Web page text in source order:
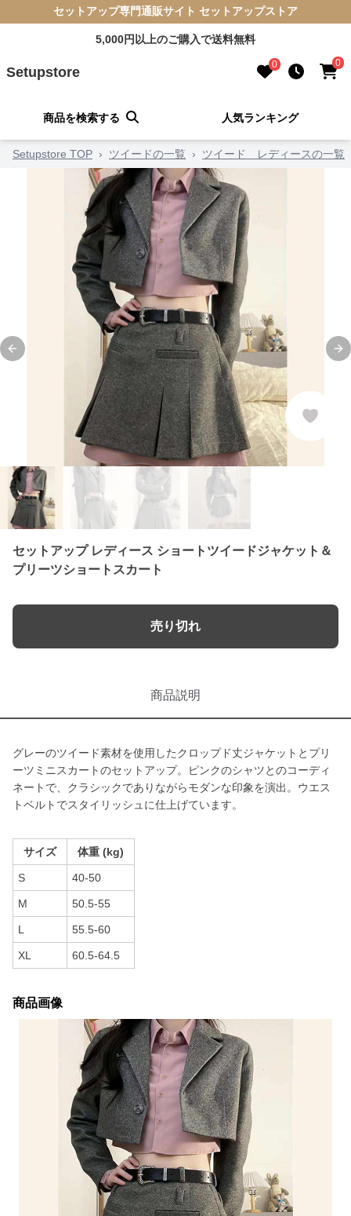
セットアップ専門通販サイト セットアップストア
5,000円以上のご購入で送料無料
Setupstore 0 0
商品を検索する 人気ランキング
Setupstore TOP › ツイードの一覧 › ツイード レディースの一覧
Previous slide
セットアップ レディース ショートツイードジャケット＆
プリーツショートスカート
売り切れ
商品説明
グレーのツイード素材を使用したクロップド丈ジャケットとプリ
ーツミニスカートのセットアップ。ピンクのシャツとのコーディ
ネートで、クラシックでありながらモダンな印象を演出。ウエス
トベルトでスタイリッシュに仕上げています。
サイズ 体重 (kg)
S 40-50
M 50.5-55
L 55.5-60
XL 60.5-64.5
商品画像